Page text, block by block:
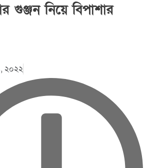
গুঞ্জন নিয়ে বিপাশার
২০২২